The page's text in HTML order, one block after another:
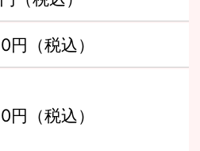
円（税込）
円（税込）